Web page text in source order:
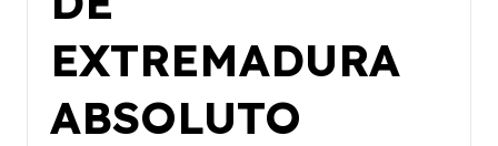
EXTREMADURA
ABSOLUTO